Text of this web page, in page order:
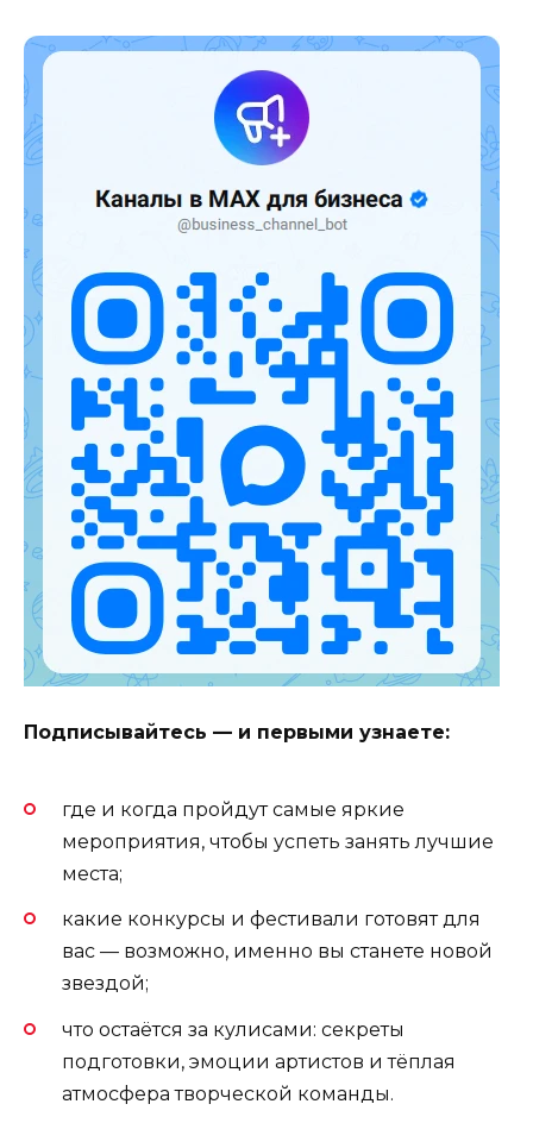
Подписывайтесь — и первыми узнаете:
где и когда пройдут самые яркие
мероприятия, чтобы успеть занять лучшие
места;
какие конкурсы и фестивали готовят для
вас — возможно, именно вы станете новой
звездой;
что остаётся за кулисами: секреты
подготовки, эмоции артистов и тёплая
атмосфера творческой команды.